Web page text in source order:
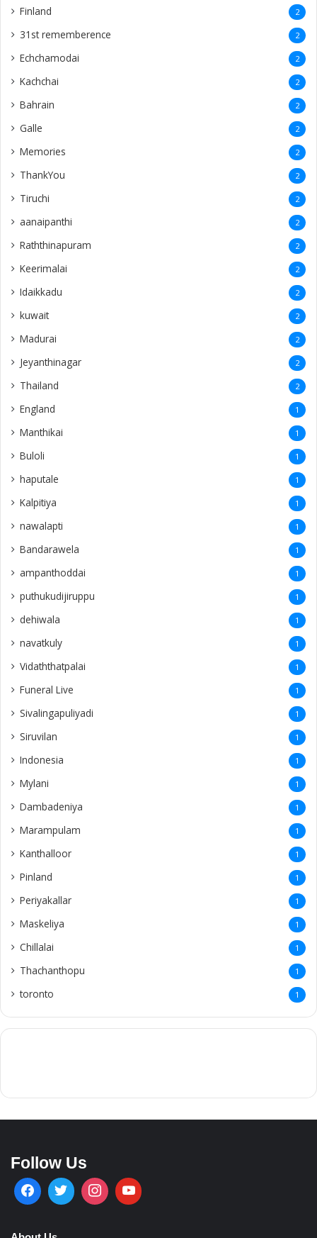
Finland 2
31st rememberence 2
Echchamodai 2
Kachchai 2
Bahrain 2
Galle 2
Memories 2
ThankYou 2
Tiruchi 2
aanaipanthi 2
Raththinapuram 2
Keerimalai 2
Idaikkadu 2
kuwait 2
Madurai 2
Jeyanthinagar 2
Thailand 2
England 1
Manthikai 1
Buloli 1
haputale 1
Kalpitiya 1
nawalapti 1
Bandarawela 1
ampanthoddai 1
puthukudijiruppu 1
dehiwala 1
navatkuly 1
Vidaththatpalai 1
Funeral Live 1
Sivalingapuliyadi 1
Siruvilan 1
Indonesia 1
Mylani 1
Dambadeniya 1
Marampulam 1
Kanthalloor 1
Pinland 1
Periyakallar 1
Maskeliya 1
Chillalai 1
Thachanthopu 1
toronto 1